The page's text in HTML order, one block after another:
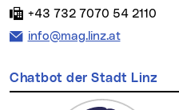
Fax:
+43 732 7070 54 2110
E-Mail Adresse:
info@mag.linz.at
Chatbot der Stadt Linz